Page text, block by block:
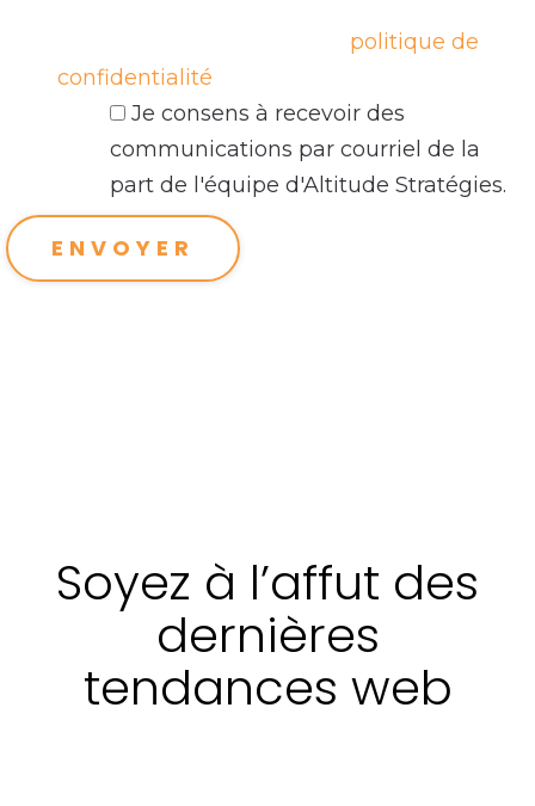
politique de
confidentialité
Je consens à recevoir des
communications par courriel de la
part de l'équipe d'Altitude Stratégies.
Soyez à l’affut des
dernières
tendances web